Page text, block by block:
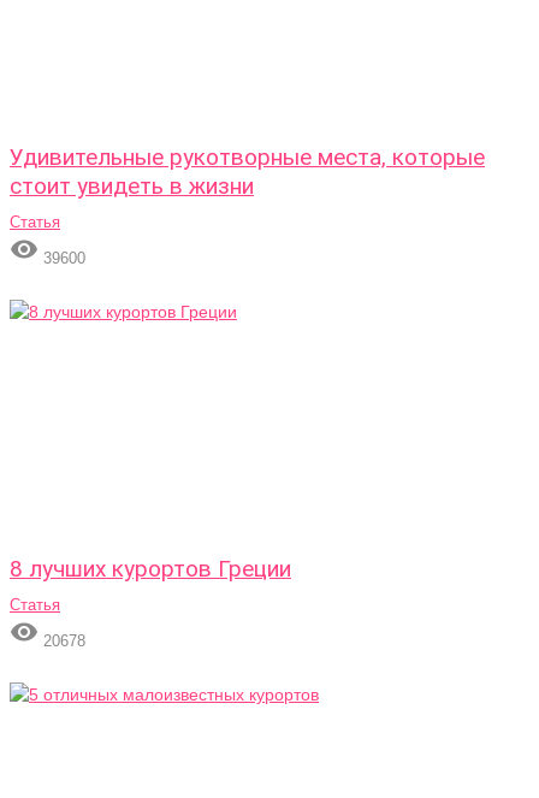
Удивительные рукотворные места, которые
стоит увидеть в жизни
Статья
 39600
8 лучших курортов Греции
Статья
 20678